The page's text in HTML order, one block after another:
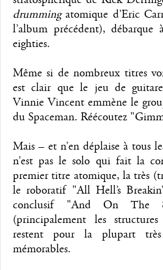
drummingatomique d’Eric
l’album précédent),
eighties.
Même si de nombreux titres
est clair que le jeu de
Vinnie Vincent emmène le
du Spaceman. Réécoutez
Mais – et n’en déplaise à tous
n’est pas le solo qui fait la
premier titre atomique, la très
le roboratif "All Hell’s
conclusif "And On The
(principalement les
restent pour la plupart
mémorables.